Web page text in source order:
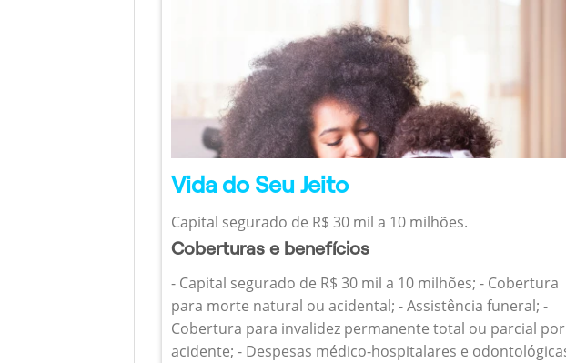
Vida do Seu Jeito
Capital segurado de R$ 30 mil a 10 milhões.
Coberturas e benefícios
- Capital segurado de R$ 30 mil a 10 milhões; - Cobertura
para morte natural ou acidental; - Assistência funeral; -
Cobertura para invalidez permanente total ou parcial por
acidente; - Despesas médico-hospitalares e